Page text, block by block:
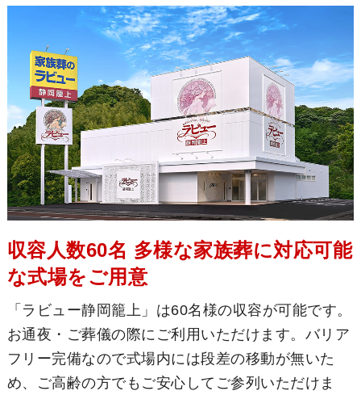
収容人数60名 多様な家族葬に対応可能
な式場をご用意
「ラビュー静岡籠上」は60名様の収容が可能です。
お通夜・ご葬儀の際にご利用いただけます。バリア
フリー完備なので式場内には段差の移動が無いた
め、ご高齢の方でもご安心してご参列いただけま